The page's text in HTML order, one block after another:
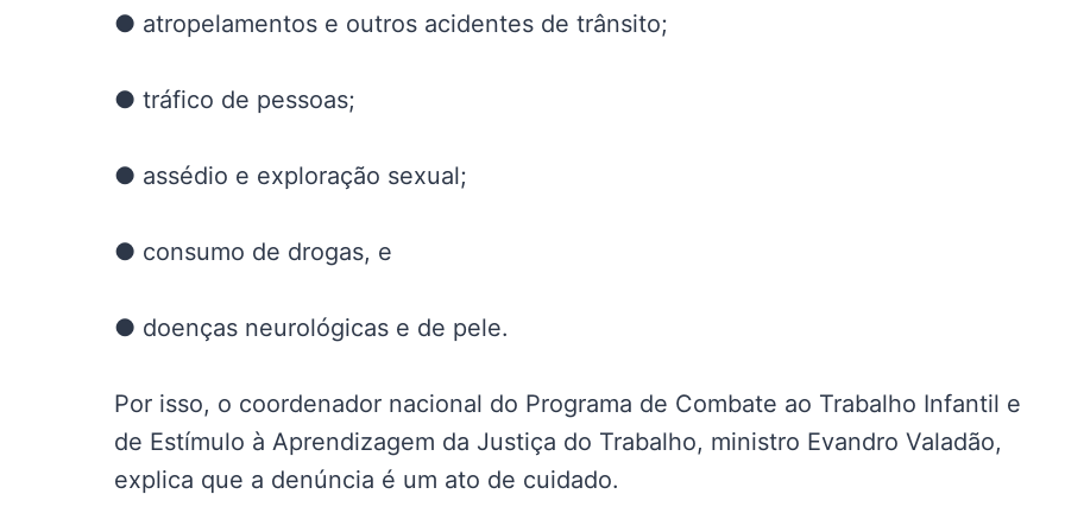
● atropelamentos e outros acidentes de trânsito;
● tráfico de pessoas;
● assédio e exploração sexual;
● consumo de drogas, e
● doenças neurológicas e de pele.
Por isso, o coordenador nacional do Programa de Combate ao Trabalho Infantil e
de Estímulo à Aprendizagem da Justiça do Trabalho, ministro Evandro Valadão,
explica que a denúncia é um ato de cuidado.